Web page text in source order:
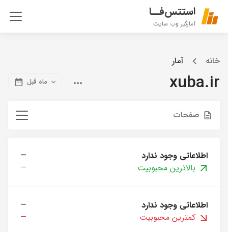
استتس‌فــا
آمارگیر وب سایت
خانه آمار
xuba.ir ماه قبل
صفحات
اطلاعاتی وجود ندارد
—
بالاترین محبوبیت
—
اطلاعاتی وجود ندارد
—
کمترین محبوبیت
—